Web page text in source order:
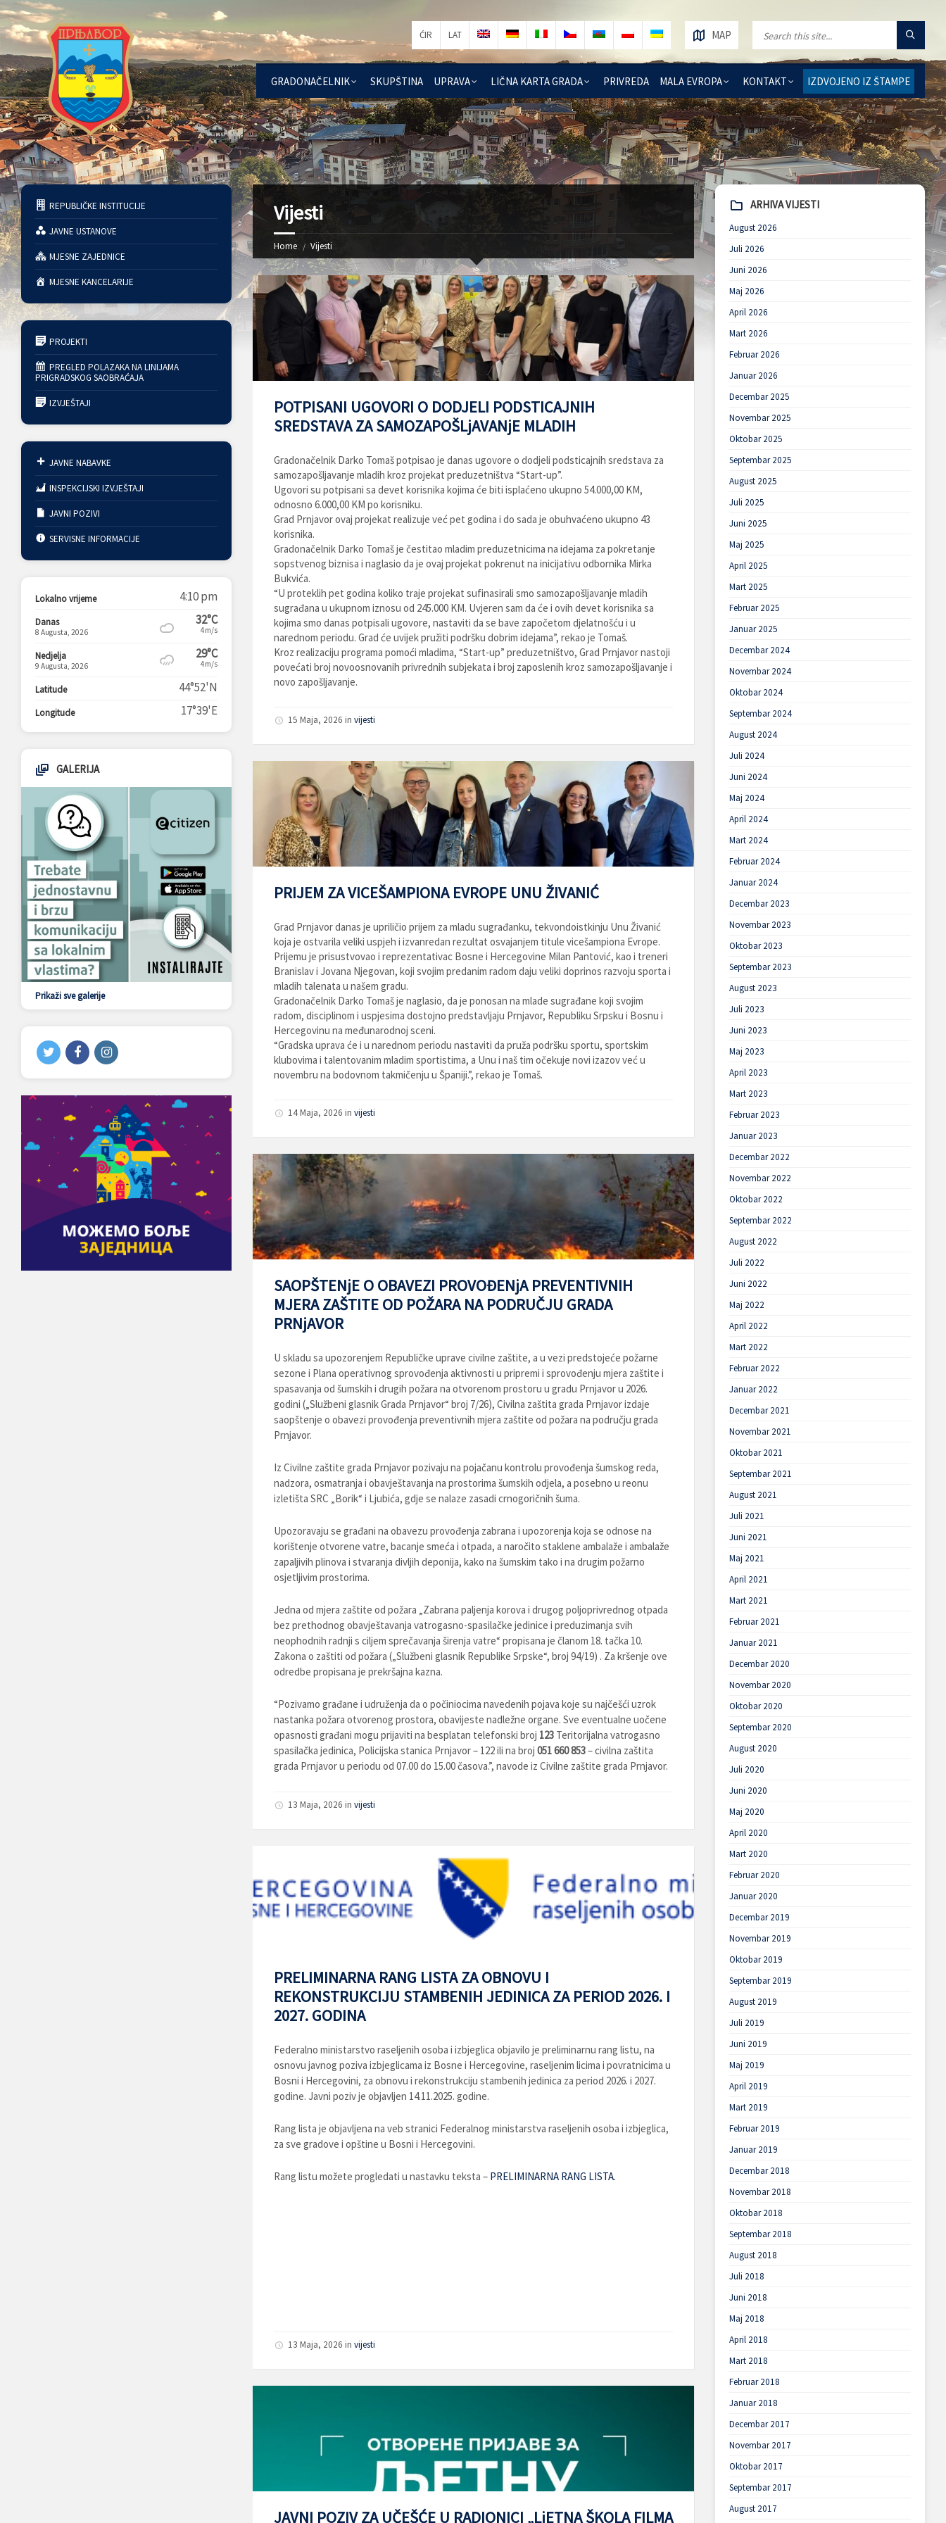
GRADONAČELNIK SKUPŠTINA UPRAVA LIČNA KARTA GRADA PRIVREDA MALA EVROPA KONTAKT IZDVOJENO IZ ŠTAMPE
MAP
ĆIR LAT
Vijesti
Home Vijesti
POTPISANI UGOVORI O DODJELI PODSTICAJNIH
SREDSTAVA ZA SAMOZAPOŠLjAVANjE MLADIH
Gradonačelnik Darko Tomaš potpisao je danas ugovore o dodjeli podsticajnih sredstava za
samozapošljavanje mladih kroz projekat preduzetništva “Start-up”.
Ugovori su potpisani sa devet korisnika kojima će biti isplaćeno ukupno 54.000,00 KM,
odnosno 6.000,00 KM po korisniku.
Grad Prnjavor ovaj projekat realizuje već pet godina i do sada je obuhvaćeno ukupno 43
korisnika.
Gradonačelnik Darko Tomaš je čestitao mladim preduzetnicima na idejama za pokretanje
sopstvenog biznisa i naglasio da je ovaj projekat pokrenut na inicijativu odbornika Mirka
Bukvića.
“U proteklih pet godina koliko traje projekat sufinasirali smo samozapošljavanje mladih
sugrađana u ukupnom iznosu od 245.000 KM. Uvjeren sam da će i ovih devet korisnika sa
kojima smo danas potpisali ugovore, nastaviti da se bave započetom djelatnošću i u
narednom periodu. Grad će uvijek pružiti podršku dobrim idejama”, rekao je Tomaš.
Kroz realizaciju programa pomoći mladima, “Start-up” preduzetništvo, Grad Prnjavor nastoji
povećati broj novoosnovanih privrednih subjekata i broj zaposlenih kroz samozapošljavanje i
novo zapošljavanje.
15 Maja, 2026 in vijesti
PRIJEM ZA VICEŠAMPIONA EVROPE UNU ŽIVANIĆ
Grad Prnjavor danas je upriličio prijem za mladu sugrađanku, tekvondoistkinju Unu Živanić
koja je ostvarila veliki uspjeh i izvanredan rezultat osvajanjem titule vicešampiona Evrope.
Prijemu je prisustvovao i reprezentativac Bosne i Hercegovine Milan Pantović, kao i treneri
Branislav i Jovana Njegovan, koji svojim predanim radom daju veliki doprinos razvoju sporta i
mladih talenata u našem gradu.
Gradonačelnik Darko Tomaš je naglasio, da je ponosan na mlade sugrađane koji svojim
radom, disciplinom i uspjesima dostojno predstavljaju Prnjavor, Republiku Srpsku i Bosnu i
Hercegovinu na međunarodnoj sceni.
“Gradska uprava će i u narednom periodu nastaviti da pruža podršku sportu, sportskim
klubovima i talentovanim mladim sportistima, a Unu i naš tim očekuje novi izazov već u
novembru na bodovnom takmičenju u Španiji.”, rekao je Tomaš.
14 Maja, 2026 in vijesti
SAOPŠTENjE O OBAVEZI PROVOĐENjA PREVENTIVNIH
MJERA ZAŠTITE OD POŽARA NA PODRUČJU GRADA
PRNjAVOR
U skladu sa upozorenjem Republičke uprave civilne zaštite, a u vezi predstojeće požarne
sezone i Plana operativnog sprovođenja aktivnosti u pripremi i sprovođenju mjera zaštite i
spasavanja od šumskih i drugih požara na otvorenom prostoru u gradu Prnjavor u 2026.
godini („Službeni glasnik Grada Prnjavor“ broj 7/26), Civilna zaštita grada Prnjavor izdaje
saopštenje o obavezi provođenja preventivnih mjera zaštite od požara na području grada
Prnjavor.
Iz Civilne zaštite grada Prnjavor pozivaju na pojačanu kontrolu provođenja šumskog reda,
nadzora, osmatranja i obavještavanja na prostorima šumskih odjela, a posebno u reonu
izletišta SRC „Borik“ i Ljubića, gdje se nalaze zasadi crnogoričnih šuma.
Upozoravaju se građani na obavezu provođenja zabrana i upozorenja koja se odnose na
korištenje otvorene vatre, bacanje smeća i otpada, a naročito staklene ambalaže i ambalaže
zapaljivih plinova i stvaranja divljih deponija, kako na šumskim tako i na drugim požarno
osjetljivim prostorima.
Jedna od mjera zaštite od požara „Zabrana paljenja korova i drugog poljoprivrednog otpada
bez prethodnog obavještavanja vatrogasno-spasilačke jedinice i preduzimanja svih
neophodnih radnji s ciljem sprečavanja širenja vatre“ propisana je članom 18. tačka 10.
Zakona o zaštiti od požara („Službeni glasnik Republike Srpske“, broj 94/19) . Za kršenje ove
odredbe propisana je prekršajna kazna.
“Pozivamo građane i udruženja da o počiniocima navedenih pojava koje su najčešći uzrok
nastanka požara otvorenog prostora, obavijeste nadležne organe. Sve eventualne uočene
opasnosti građani mogu prijaviti na besplatan telefonski broj 123Teritorijalna vatrogasno
spasilačka jedinica, Policijska stanica Prnjavor – 122 ili na broj 051 660 853– civilna zaštita
grada Prnjavor u periodu od 07.00 do 15.00 časova.”, navode iz Civilne zaštite grada Prnjavor.
13 Maja, 2026 in vijesti
PRELIMINARNA RANG LISTA ZA OBNOVU I
REKONSTRUKCIJU STAMBENIH JEDINICA ZA PERIOD 2026. I
2027. GODINA
Federalno ministarstvo raseljenih osoba i izbjeglica objavilo je preliminarnu rang listu, na
osnovu javnog poziva izbjeglicama iz Bosne i Hercegovine, raseljenim licima i povratnicima u
Bosni i Hercegovini, za obnovu i rekonstrukciju stambenih jedinica za period 2026. i 2027.
godine. Javni poziv je objavljen 14.11.2025. godine.
Rang lista je objavljena na veb stranici Federalnog ministarstva raseljenih osoba i izbjeglica,
za sve gradove i opštine u Bosni i Hercegovini.
Rang listu možete progledati u nastavku teksta –PRELIMINARNA RANG LISTA.
13 Maja, 2026 in vijesti
JAVNI POZIV ZA UČEŠĆE U RADIONICI „LjETNA ŠKOLA FILMA
REPUBLIČKE INSTITUCIJE
JAVNE USTANOVE
MJESNE ZAJEDNICE
MJESNE KANCELARIJE
PROJEKTI
PREGLED POLAZAKA NA LINIJAMA
PRIGRADSKOG SAOBRAĆAJA
IZVJEŠTAJI
JAVNE NABAVKE
INSPEKCIJSKI IZVJEŠTAJI
JAVNI POZIVI
SERVISNE INFORMACIJE
Lokalno vrijeme 4:10 pm
Danas
8 Augusta, 2026
32°C
4m/s
Nedjelja
9 Augusta, 2026
29°C
4m/s
Latitude 44°52'N
Longitude 17°39'E
GALERIJA
Prikaži sve galerije
ARHIVA VIJESTI
August 2026
Juli 2026
Juni 2026
Maj 2026
April 2026
Mart 2026
Februar 2026
Januar 2026
Decembar 2025
Novembar 2025
Oktobar 2025
Septembar 2025
August 2025
Juli 2025
Juni 2025
Maj 2025
April 2025
Mart 2025
Februar 2025
Januar 2025
Decembar 2024
Novembar 2024
Oktobar 2024
Septembar 2024
August 2024
Juli 2024
Juni 2024
Maj 2024
April 2024
Mart 2024
Februar 2024
Januar 2024
Decembar 2023
Novembar 2023
Oktobar 2023
Septembar 2023
August 2023
Juli 2023
Juni 2023
Maj 2023
April 2023
Mart 2023
Februar 2023
Januar 2023
Decembar 2022
Novembar 2022
Oktobar 2022
Septembar 2022
August 2022
Juli 2022
Juni 2022
Maj 2022
April 2022
Mart 2022
Februar 2022
Januar 2022
Decembar 2021
Novembar 2021
Oktobar 2021
Septembar 2021
August 2021
Juli 2021
Juni 2021
Maj 2021
April 2021
Mart 2021
Februar 2021
Januar 2021
Decembar 2020
Novembar 2020
Oktobar 2020
Septembar 2020
August 2020
Juli 2020
Juni 2020
Maj 2020
April 2020
Mart 2020
Februar 2020
Januar 2020
Decembar 2019
Novembar 2019
Oktobar 2019
Septembar 2019
August 2019
Juli 2019
Juni 2019
Maj 2019
April 2019
Mart 2019
Februar 2019
Januar 2019
Decembar 2018
Novembar 2018
Oktobar 2018
Septembar 2018
August 2018
Juli 2018
Juni 2018
Maj 2018
April 2018
Mart 2018
Februar 2018
Januar 2018
Decembar 2017
Novembar 2017
Oktobar 2017
Septembar 2017
August 2017